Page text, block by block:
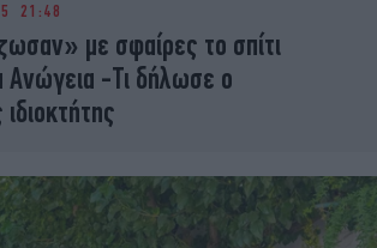
21:48
με σφαίρες το σπίτι
Ανώγεια -Τι δήλωσε ο